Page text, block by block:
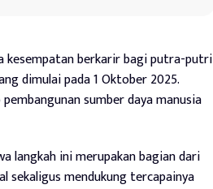
kesempatan berkarir bagi putra-putri
dimulai pada 1 Oktober 2025.
sumber daya manusia
langkah ini merupakan bagian dari
sekaligus mendukung tercapainya